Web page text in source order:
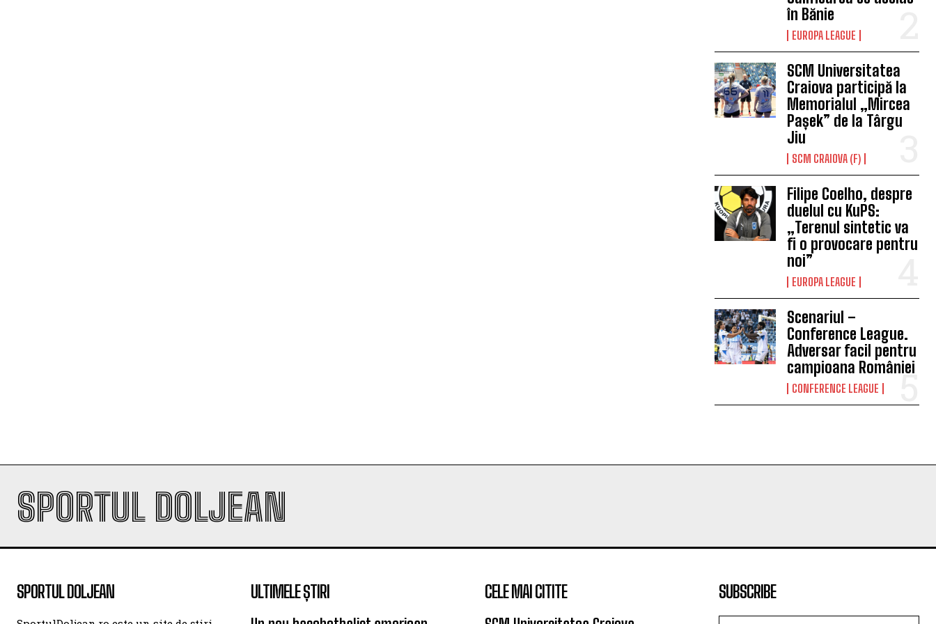
în Bănie
EUROPA LEAGUE
SCM Universitatea
Craiova participă la
Memorialul „Mircea
Pașek” de la Târgu
Jiu
SCM CRAIOVA (F)
Filipe Coelho, despre
duelul cu KuPS:
„Terenul sintetic va
fi o provocare pentru
noi”
EUROPA LEAGUE
Scenariul –
Conference League.
Adversar facil pentru
campioana României
CONFERENCE LEAGUE
SPORTUL DOLJEAN
SPORTUL DOLJEAN ULTIMELE ȘTIRI CELE MAI CITITE SUBSCRIBE